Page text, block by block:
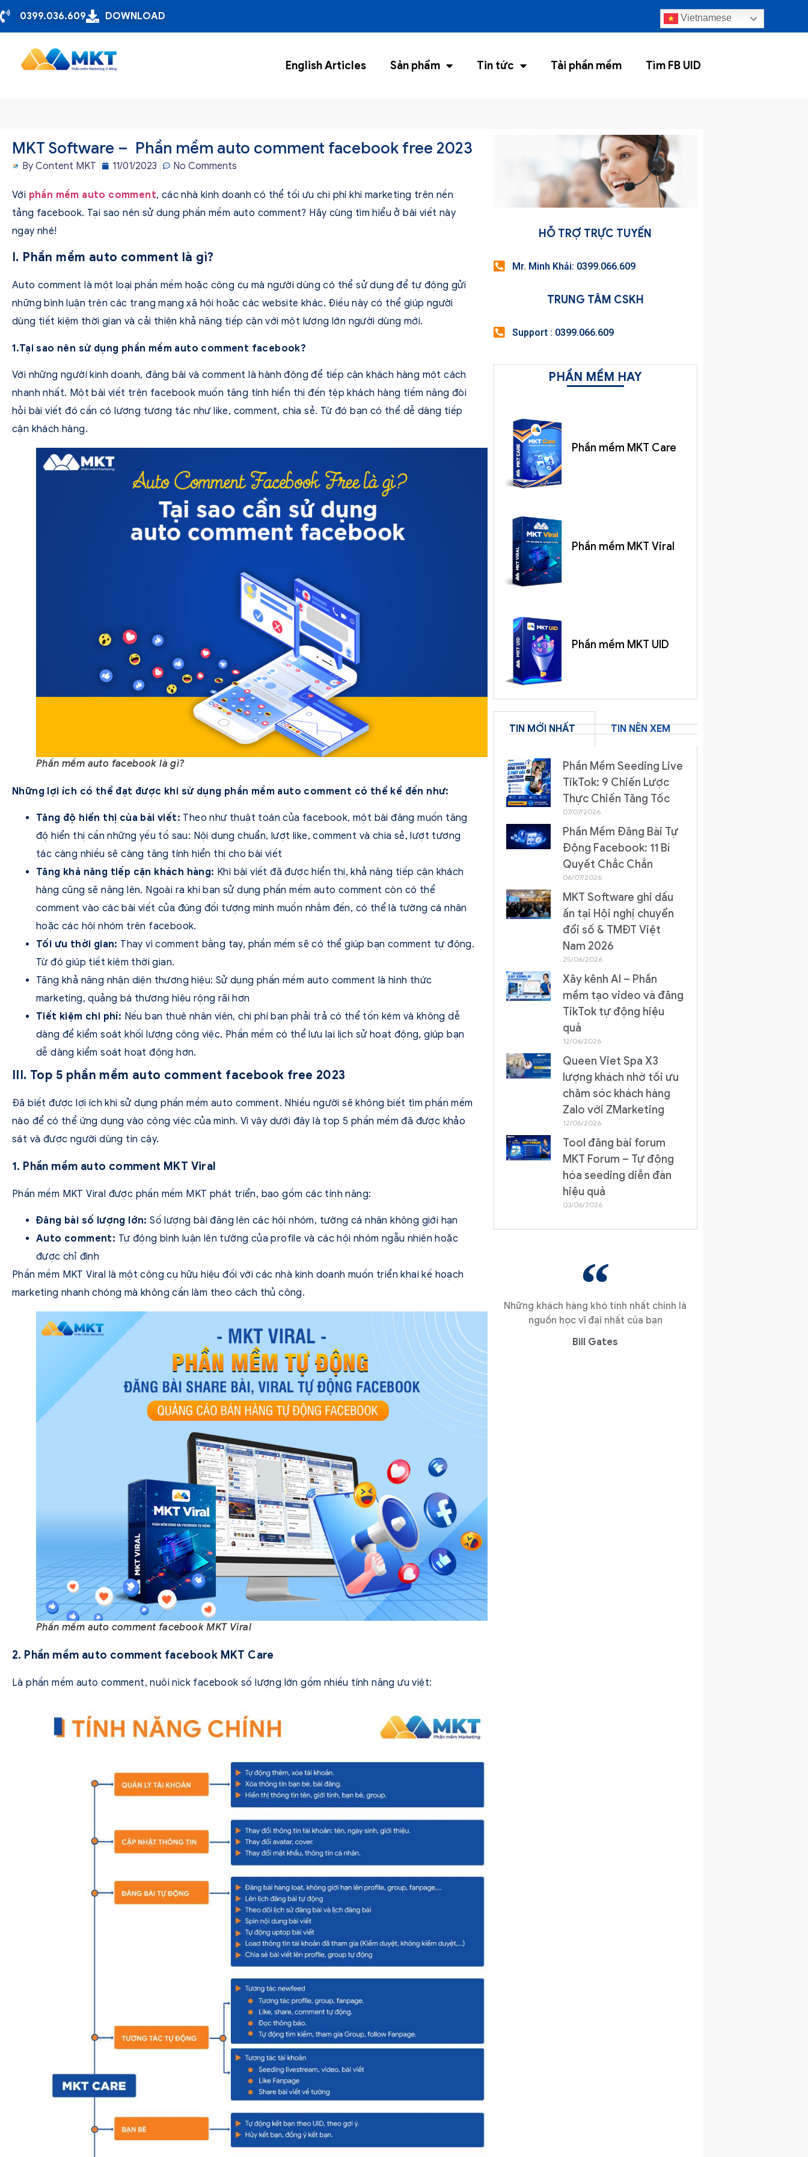
0399.036.609 DOWNLOAD Vietnamese
English Articles Sản phẩm Tin tức Tải phần mềm Tìm FB UID
MKT Software – Phần mềm auto comment facebook free 2023
By Content MKT 11/01/2023 No Comments
Với phần mềm auto comment, các nhà kinh doanh có thể tối ưu chi phí khi marketing trên nền
tảng facebook. Tại sao nên sử dụng phần mềm auto comment? Hãy cùng tìm hiểu ở bài viết này
ngay nhé!
I. Phần mềm auto comment là gì?
Auto comment là một loại phần mềm hoặc công cụ mà người dùng có thể sử dụng để tự động gửi
những bình luận trên các trang mạng xã hội hoặc các website khác. Điều này có thể giúp người
dùng tiết kiệm thời gian và cải thiện khả năng tiếp cận với một lượng lớn người dùng mới.
1.Tại sao nên sử dụng phần mềm auto comment facebook?
Với những người kinh doanh, đăng bài và comment là hành động để tiếp cận khách hàng một cách
nhanh nhất. Một bài viết trên facebook muốn tăng tính hiển thị đến tệp khách hàng tiềm năng đòi
hỏi bài viết đó cần có lượng tương tác như like, comment, chia sẻ. Từ đó bạn có thể dễ dàng tiếp
cận khách hàng.
Phần mềm auto facebook là gì?
Những lợi ích có thể đạt được khi sử dụng phần mềm auto comment có thể kể đến như:
Tăng độ hiển thị của bài viết: Theo như thuật toán của facebook, một bài đăng muốn tăng
độ hiển thị cần những yếu tố sau: Nội dung chuẩn, lượt like, comment và chia sẻ, lượt tương
tác càng nhiều sẽ càng tăng tính hiển thị cho bài viết
Tăng khả năng tiếp cận khách hàng: Khi bài viết đã được hiển thị, khả năng tiếp cận khách
hàng cũng sẽ năng lên. Ngoài ra khi bạn sử dụng phần mềm auto comment còn có thể
comment vào các bài viết của đúng đối tượng mình muốn nhắm đến, có thể là tường cá nhân
hoặc các hội nhóm trên facebook.
Tối ưu thời gian: Thay vì comment bằng tay, phần mềm sẽ có thể giúp bạn comment tự động.
Từ đó giúp tiết kiêm thời gian.
Tăng khả năng nhận diện thương hiệu: Sử dụng phần mềm auto comment là hình thức
marketing, quảng bá thương hiệu rộng rãi hơn
Tiết kiệm chi phí: Nếu bạn thuê nhân viên, chi phí bạn phải trả có thể tốn kém và không dễ
dàng để kiểm soát khối lượng công việc. Phần mềm có thể lưu lại lịch sử hoạt động, giúp bạn
dễ dàng kiểm soát hoạt động hơn.
III. Top 5 phần mềm auto comment facebook free 2023
Đã biết được lợi ích khi sử dụng phần mềm auto comment. Nhiều người sẽ không biết tìm phần mềm
nào để có thể ứng dụng vào công việc của mình. Vì vậy dưới đây là top 5 phần mềm đã được khảo
sát và được người dùng tin cậy.
1. Phần mềm auto comment MKT Viral
Phần mềm MKT Viral được phần mềm MKT phát triển, bao gồm các tính năng:
Đăng bài số lượng lớn: Số lượng bài đăng lên các hội nhóm, tường cá nhân không giới hạn
Auto comment: Tự động bình luận lên tường của profile và các hội nhóm ngẫu nhiên hoặc
được chỉ định
Phần mềm MKT Viral là một công cụ hữu hiệu đối với các nhà kinh doanh muốn triển khai kế hoạch
marketing nhanh chóng mà không cần làm theo cách thủ công.
Phần mềm auto comment facebook MKT Viral
2. Phần mềm auto comment facebook MKT Care
Là phần mềm auto comment, nuôi nick facebook số lượng lớn gồm nhiều tính năng ưu việt:
HỖ TRỢ TRỰC TUYẾN
Mr. Minh Khải: 0399.066.609
TRUNG TÂM CSKH
Support : 0399.066.609
PHẦN MỀM HAY
Phần mềm MKT Care
Phần mềm MKT Viral
Phần mềm MKT UID
TIN MỚI NHẤT TIN NÊN XEM
Phần Mềm Seeding Live
TikTok: 9 Chiến Lược
Thực Chiến Tăng Tốc
07/07/2026
Phần Mềm Đăng Bài Tự
Động Facebook: 11 Bí
Quyết Chắc Chắn
06/07/2026
MKT Software ghi dấu
ấn tại Hội nghị chuyển
đổi số & TMĐT Việt
Nam 2026
25/06/2026
Xây kênh AI – Phần
mềm tạo video và đăng
TikTok tự động hiệu
quả
12/06/2026
Queen Viet Spa X3
lượng khách nhờ tối ưu
chăm sóc khách hàng
Zalo với ZMarketing
12/06/2026
Tool đăng bài forum
MKT Forum – Tự động
hóa seeding diễn đàn
hiệu quả
03/06/2026
Những khách hàng khó tính nhất chính là
nguồn học vĩ đại nhất của bạn
Bill Gates